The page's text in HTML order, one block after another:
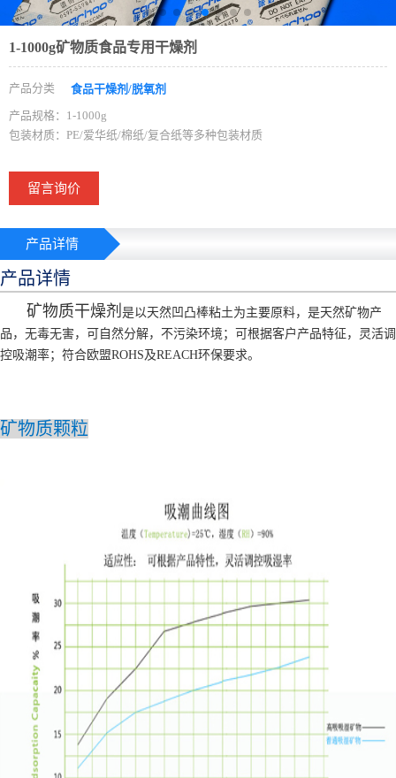
1-1000g矿物质食品专用干燥剂
产品分类
食品干燥剂/脱氧剂
产品规格：1-1000g
包装材质：PE/爱华纸/棉纸/复合纸等多种包装材质
留言询价
产品详情
产品详情
矿物质干燥剂 是以天然凹凸棒粘土为主要原料，是天然矿物产
品，无毒无害，可自然分解，不污染环境；可根据客户产品特征，灵活调
控吸潮率；符合欧盟ROHS及REACH环保要求。
矿物质颗粒